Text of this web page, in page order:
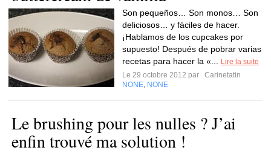
Son pequeños… Son monos… Son
deliciosos… y fáciles de hacer.
¡Hablamos de los cupcakes por
supuesto! Después de pobrar varias
recetas para hacer la «...
Lire la suite
Le 29 octobre 2012 par
Carinetatin
NONE NONE
Le brushing pour les nulles ? J’ai
enfin trouvé ma solution !